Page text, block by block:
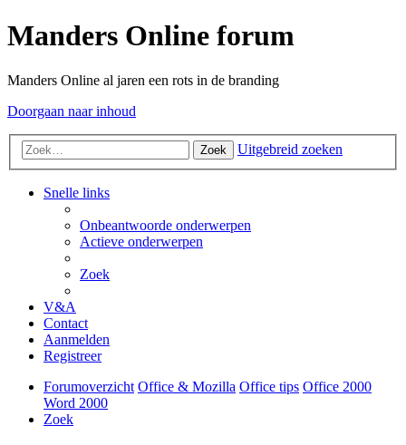
Manders Online forum
Manders Online al jaren een rots in de branding
Doorgaan naar inhoud
Zoek Uitgebreid zoeken
Snelle links
Onbeantwoorde onderwerpen
Actieve onderwerpen
Zoek
V&A
Contact
Aanmelden
Registreer
Forumoverzicht Office & Mozilla Office tips Office 2000
Word 2000
Zoek